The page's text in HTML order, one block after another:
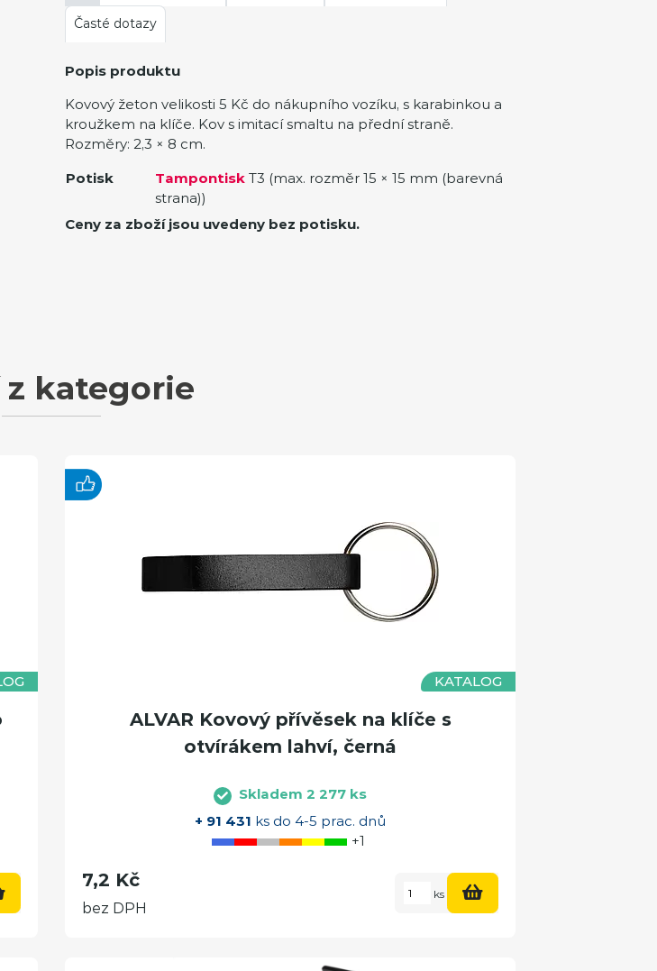
Časté dotazy
Popis produktu
Kovový žeton velikosti 5 Kč do nákupního vozíku, s karabinkou a
kroužkem na klíče. Kov s imitací smaltu na přední straně.
Rozměry: 2,3 × 8 cm.
Potisk
Tampontisk T3 (max. rozměr 15 × 15 mm (barevná
strana))
Ceny za zboží jsou uvedeny bez potisku.
z kategorie
KATALOG
ALVAR Kovový přívěsek na klíče s
otvírákem lahví, černá
Skladem 2 277 ks
+ 91 431 ks do 4-5 prac. dnů
7,2 Kč
bez DPH
ks
+1